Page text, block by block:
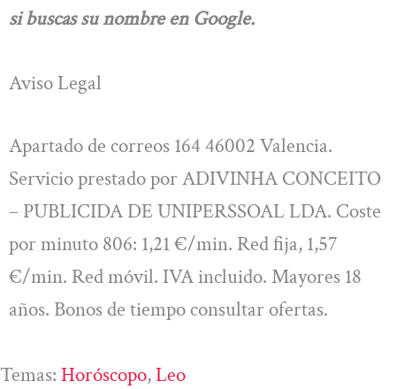
si buscas su nombre en Google.
Aviso Legal
Apartado de correos 164 46002 Valencia.
Servicio prestado por ADIVINHA CONCEITO
– PUBLICIDA DE UNIPERSSOAL LDA. Coste
por minuto 806: 1,21 €/min. Red fija, 1,57
€/min. Red móvil. IVA incluido. Mayores 18
años. Bonos de tiempo consultar ofertas.
Temas: Horóscopo, Leo